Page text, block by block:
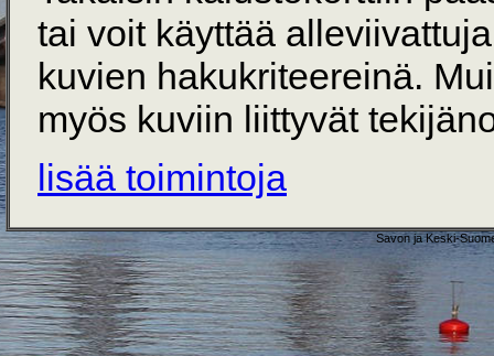
tai voit käyttää
kuvien hakukriteereinä.
myös kuviin liittyvät
lisää toimintoja
Savon ja Keski-